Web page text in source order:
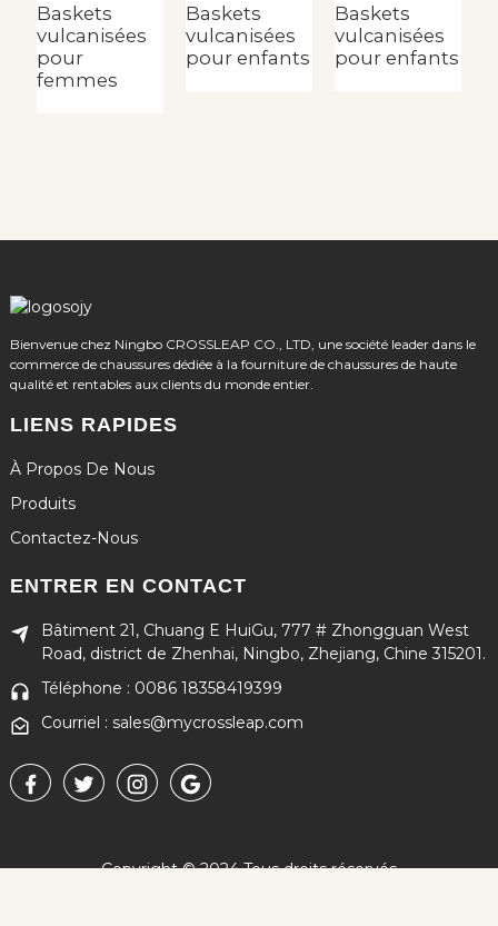
Baskets
vulcanisées
pour
femmes
Baskets
vulcanisées
pour enfants
Baskets
vulcanisées
pour enfants
Bienvenue chez Ningbo CROSSLEAP CO., LTD, une société leader dans le
commerce de chaussures dédiée à la fourniture de chaussures de haute
qualité et rentables aux clients du monde entier.
LIENS RAPIDES
À Propos De Nous
Produits
Contactez-Nous
ENTRER EN CONTACT
Bâtiment 21, Chuang E HuiGu, 777 # Zhongguan West
Road, district de Zhenhai, Ningbo, Zhejiang, Chine 315201.
Téléphone : 0086 18358419399
Courriel : sales@mycrossleap.com
Copyright © 2024 Tous droits réservés